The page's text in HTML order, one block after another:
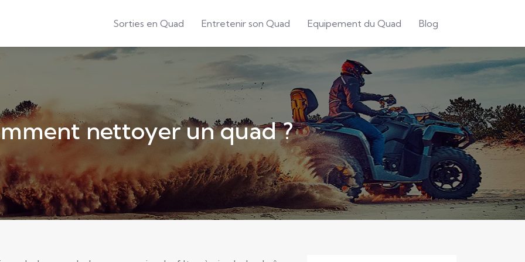
Sorties en Quad Entretenir son Quad Equipement du Quad Blog
nettoyer un quad ?